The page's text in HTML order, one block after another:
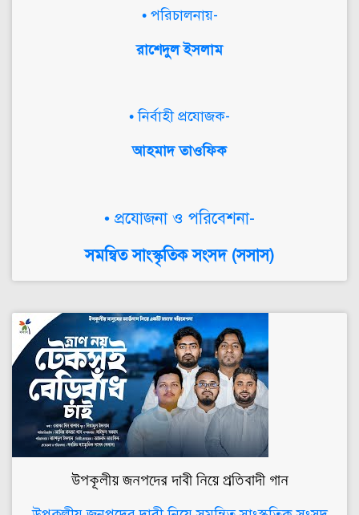
• পরিচালনায়-
রাশেদুল ইসলাম
• নির্বাহী প্রযোজক-
আহমাদ তাওফিক
• প্রযোজনা ও পরিবেশনা-
সমন্বিত সাংস্কৃতিক সংসদ (সসাস)
উপকূলীয় জনপদের দাবী নিয়ে প্রতিবাদী গান